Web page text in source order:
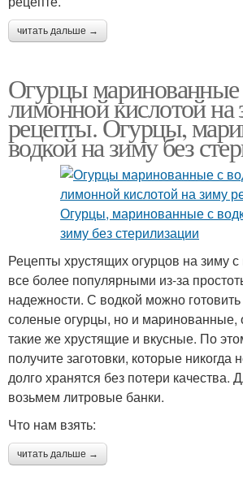
читать дальше →
Огурцы маринованные
лимонной кислотой на
рецепты. Огурцы,
водкой на зиму без
Рецепты хрустящих огурцов на зиму с
все более популярными из-за
надежности. С водкой можно готовить
соленые огурцы, но и маринованные,
такие же хрустящие и вкусные. По
получите заготовки, которые никогда
долго хранятся без потери качества.
возьмем литровые банки.
Что нам взять:
читать дальше →